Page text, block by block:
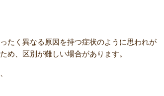
たく異なる原因を持つ症状のように思われが
ため、区別が難しい場合があります。